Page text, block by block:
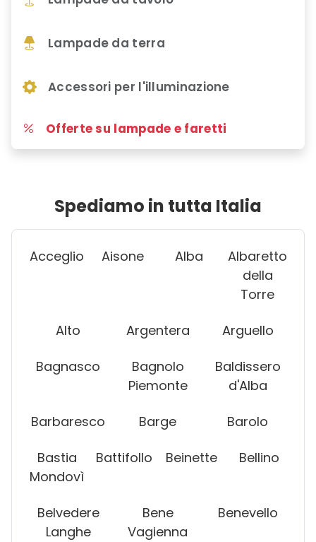
Lampade da terra
Accessori per l'illuminazione
Offerte su lampade e faretti
Spediamo in tutta Italia
Acceglio Aisone Alba
Albaretto
della
Torre
Alto Argentera Arguello
Bagnasco
Bagnolo
Piemonte
Baldissero
d'Alba
Barbaresco Barge Barolo
Bastia
Mondovì
Battifollo Beinette Bellino
Belvedere
Langhe
Bene
Vagienna
Benevello